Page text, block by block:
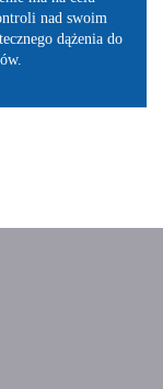
nad swoim
dążenia do